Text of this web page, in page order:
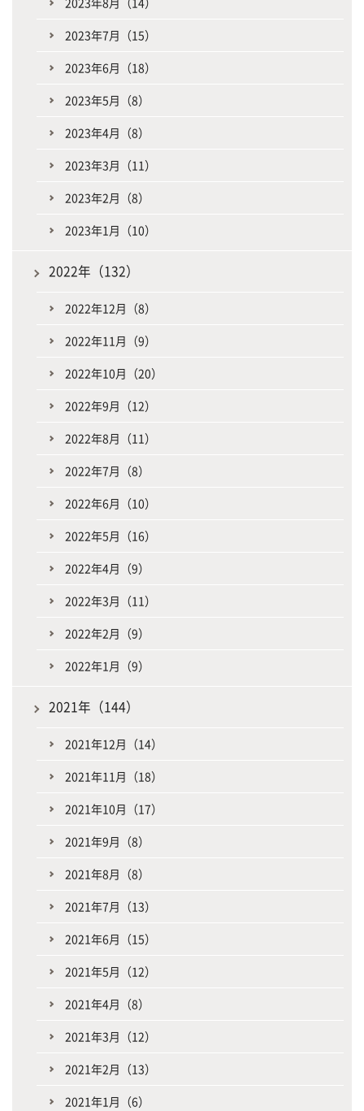
2023年7月（15）
2023年6月（18）
2023年5月（8）
2023年4月（8）
2023年3月（11）
2023年2月（8）
2023年1月（10）
2022年（132）
2022年12月（8）
2022年11月（9）
2022年10月（20）
2022年9月（12）
2022年8月（11）
2022年7月（8）
2022年6月（10）
2022年5月（16）
2022年4月（9）
2022年3月（11）
2022年2月（9）
2022年1月（9）
2021年（144）
2021年12月（14）
2021年11月（18）
2021年10月（17）
2021年9月（8）
2021年8月（8）
2021年7月（13）
2021年6月（15）
2021年5月（12）
2021年4月（8）
2021年3月（12）
2021年2月（13）
2021年1月（6）